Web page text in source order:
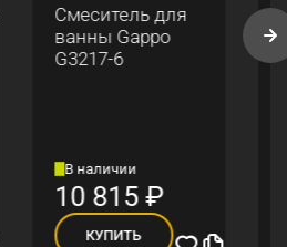
Смеситель для
ванны Gappo
G3217-6
В наличии
10 815₽
КУПИТЬ